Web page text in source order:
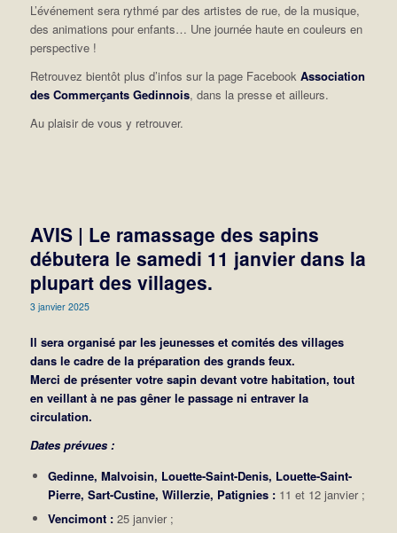
L’événement sera rythmé par des artistes de rue, de la musique,
des animations pour enfants… Une journée haute en couleurs en
perspective !
Retrouvez bientôt plus d’infos sur la page Facebook Association
des Commerçants Gedinnois, dans la presse et ailleurs.
Au plaisir de vous y retrouver.
AVIS | Le ramassage des sapins
débutera le samedi 11 janvier dans la
plupart des villages.
3 janvier 2025
Il sera organisé par les jeunesses et comités des villages
dans le cadre de la préparation des grands feux.
Merci de présenter votre sapin devant votre habitation, tout
en veillant à ne pas gêner le passage ni entraver la
circulation.
Dates prévues :
Gedinne, Malvoisin, Louette-Saint-Denis, Louette-Saint-
Pierre, Sart-Custine, Willerzie, Patignies :11 et 12 janvier ;
Vencimont :25 janvier ;